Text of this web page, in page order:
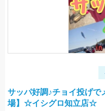
サッパ好調♪チョイ投げで
場】☆イシグロ知立店☆